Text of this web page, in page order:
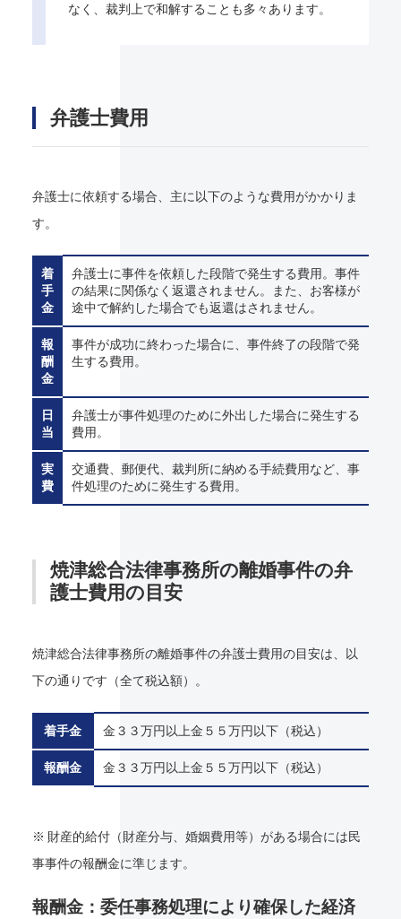
なく、裁判上で和解することも多々あります。
弁護士費用
弁護士に依頼する場合、主に以下のような費用がかかりま
す。
着
手
金
弁護士に事件を依頼した段階で発生する費用。事件
の結果に関係なく返還されません。また、お客様が
途中で解約した場合でも返還はされません。
報
酬
金
事件が成功に終わった場合に、事件終了の段階で発
生する費用。
日
当
弁護士が事件処理のために外出した場合に発生する
費用。
実
費
交通費、郵便代、裁判所に納める手続費用など、事
件処理のために発生する費用。
焼津総合法律事務所の離婚事件の弁
護士費用の目安
焼津総合法律事務所の離婚事件の弁護士費用の目安は、以
下の通りです（全て税込額）。
着手金 金３３万円以上金５５万円以下（税込）
報酬金 金３３万円以上金５５万円以下（税込）
※ 財産的給付（財産分与、婚姻費用等）がある場合には民
事事件の報酬金に準じます。
報酬金：委任事務処理により確保した経済